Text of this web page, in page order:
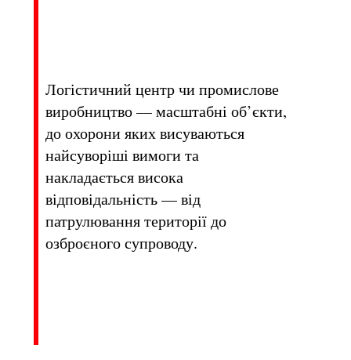
Логістичний центр чи промислове
виробництво — масштабні об’єкти,
до охорони яких висуваються
найсуворіші вимоги та
накладається висока
відповідальність — від
патрулювання території до
озброєного супроводу.